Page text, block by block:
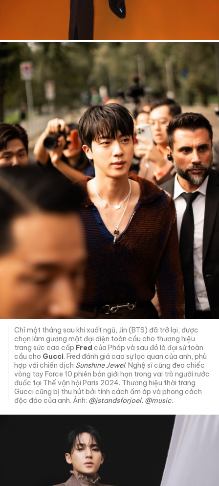
Chỉ một tháng sau khi xuất ngũ, Jin (BTS) đã trở lại, được
chọn làm gương mặt đại diện toàn cầu cho thương hiệu
trang sức cao cấp Fred của Pháp và sau đó là đại sứ toàn
cầu cho Gucci. Fred đánh giá cao sự lạc quan của anh, phù
hợp với chiến dịch Sunshine Jewel. Nghệ sĩ cũng đeo chiếc
vòng tay Force 10 phiên bản giới hạn trong vai trò người rước
đuốc tại Thế vận hội Paris 2024. Thương hiệu thời trang
Gucci cũng bị thu hút bởi tính cách ấm áp và phong cách
độc đáo của anh. Ảnh: @jstandsforjoel, @music.